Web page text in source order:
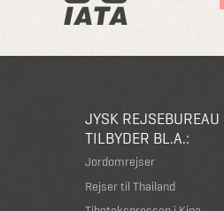
JYSK REJSEBUREAU
TILBYDER BL.A.:
Jordomrejser
Rejser til Thailand